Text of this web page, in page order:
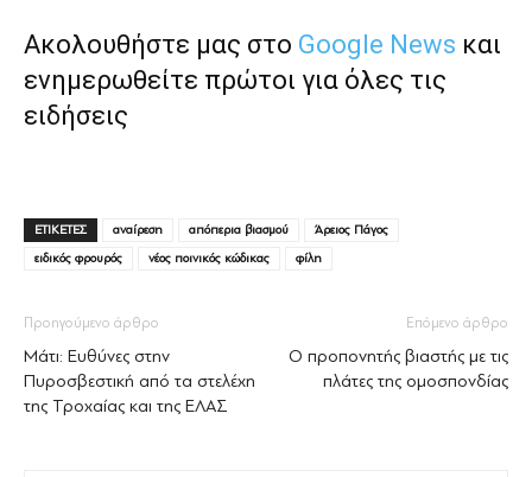
Ακολουθήστε μας στο Google News και
ενημερωθείτε πρώτοι για όλες τις
ειδήσεις
ΕΤΙΚΕΤΕΣ αναίρεση απόπερια βιασμού
Άρειος Πάγος
ειδικός φρουρός
νέος ποινικός κώδικας φίλη
Προηγούμενο άρθρο
Μάτι: Ευθύνες στην
Πυροσβεστική από τα στελέχη
της Τροχαίας και της ΕΛΑΣ
Επόμενο άρθρο
Ο προπονητής βιαστής με τις
πλάτες της ομοσπονδίας